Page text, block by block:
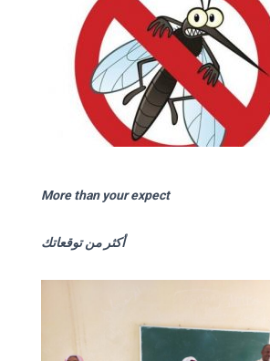
More than your expect
أكثر من توقعاتك